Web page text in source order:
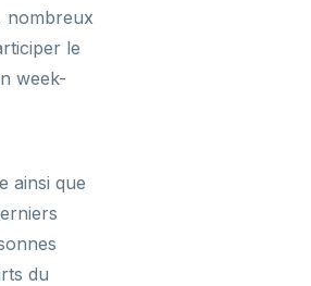
nombreux
le
week-
ainsi que
du